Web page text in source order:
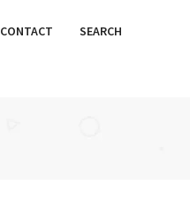
CONTACT SEARCH